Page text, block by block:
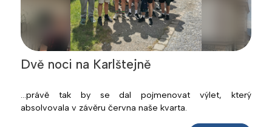
Dvě noci na Karlštejně
...právě tak by se dal pojmenovat výlet, který
absolvovala v závěru června naše kvarta.